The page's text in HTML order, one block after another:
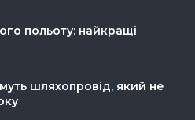
польоту: найкращі
шляхопровід, який не